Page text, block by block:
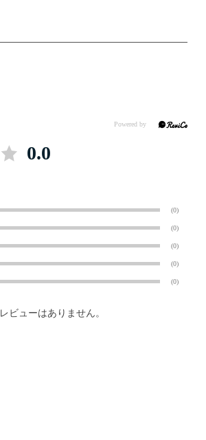
0.0
(0)
(0)
(0)
(0)
(0)
レビューはありません。